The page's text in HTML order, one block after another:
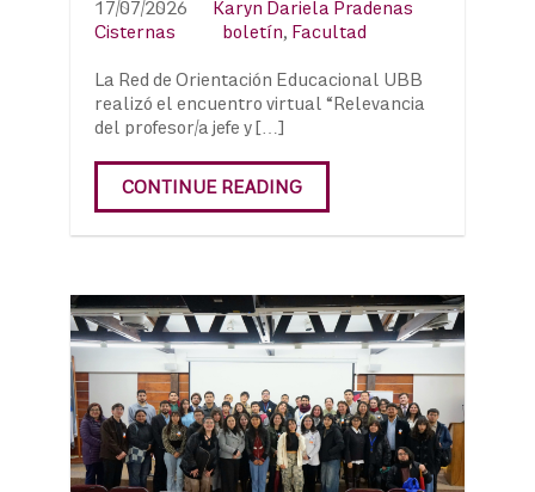
17/07/2026
Karyn Dariela Pradenas
Cisternas
boletín, Facultad
La Red de Orientación Educacional UBB
realizó el encuentro virtual “Relevancia
del profesor/a jefe y […]
CONTINUE READING